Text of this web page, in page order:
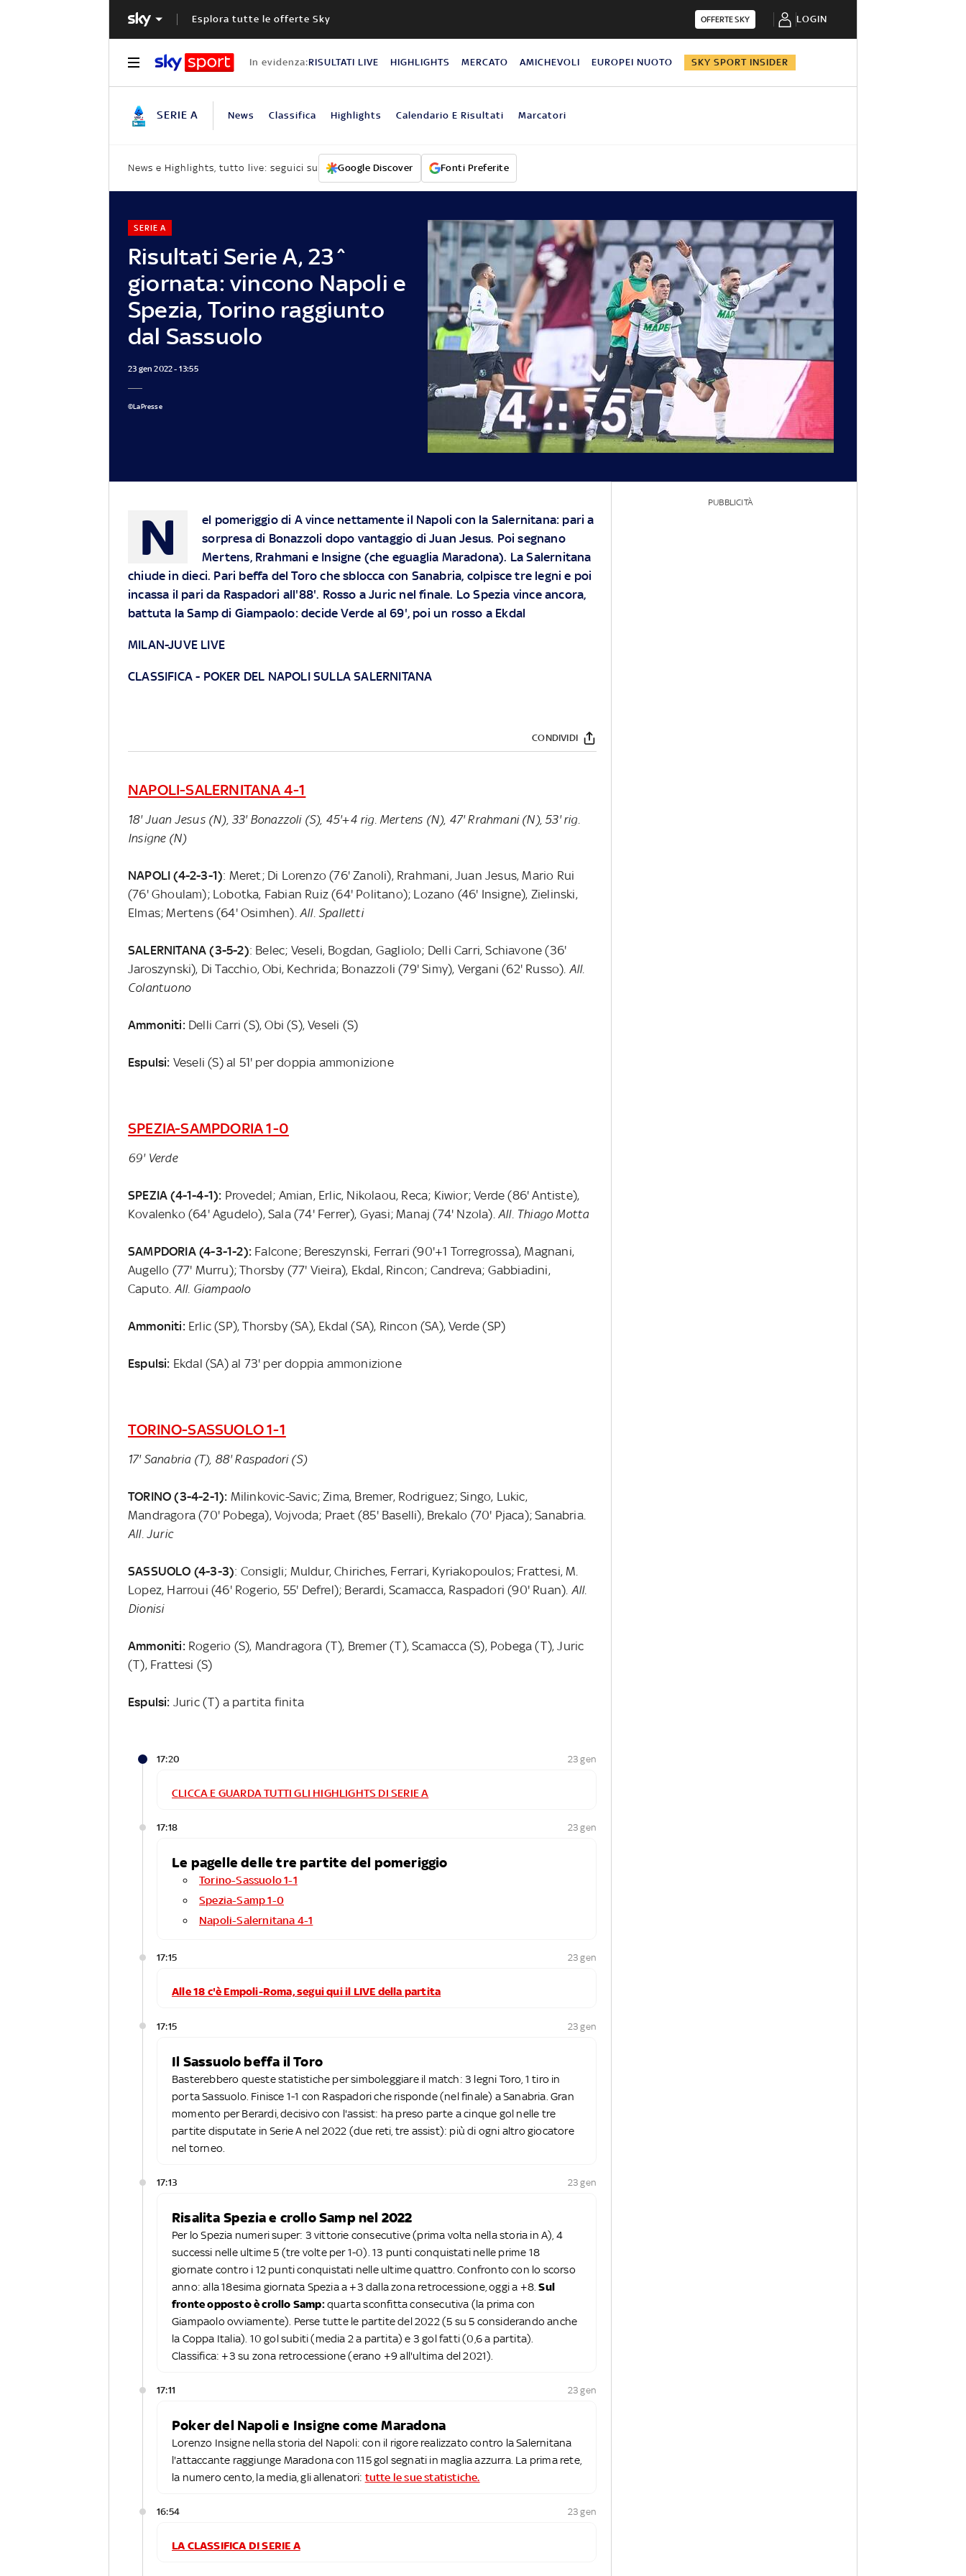
Esplora tutte le offerte Sky OFFERTE SKY LOGIN
In evidenza:RISULTATI LIVE HIGHLIGHTS MERCATO AMICHEVOLI EUROPEI NUOTO SKY SPORT INSIDER
SERIE A News Classifica Highlights Calendario E Risultati Marcatori
News e Highlights, tutto live: seguici su Google Discover Fonti Preferite
Risultati Serie A, 23^
giornata: vincono Napoli e
Spezia, Torino raggiunto
dal Sassuolo
SERIE A
23 gen 2022 - 13:55
©LaPresse
N
el pomeriggio di A vince nettamente il Napoli con la Salernitana: pari a
sorpresa di Bonazzoli dopo vantaggio di Juan Jesus. Poi segnano
Mertens, Rrahmani e Insigne (che eguaglia Maradona). La Salernitana
chiude in dieci. Pari beffa del Toro che sblocca con Sanabria, colpisce tre legni e poi
incassa il pari da Raspadori all'88'. Rosso a Juric nel finale. Lo Spezia vince ancora,
battuta la Samp di Giampaolo: decide Verde al 69', poi un rosso a Ekdal
MILAN-JUVE LIVE
CLASSIFICA - POKER DEL NAPOLI SULLA SALERNITANA
CONDIVIDI
NAPOLI-SALERNITANA 4-1
18' Juan Jesus (N), 33' Bonazzoli (S), 45'+4 rig. Mertens (N), 47' Rrahmani (N), 53' rig.
Insigne (N)
NAPOLI (4-2-3-1): Meret; Di Lorenzo (76' Zanoli), Rrahmani, Juan Jesus, Mario Rui
(76' Ghoulam); Lobotka, Fabian Ruiz (64' Politano); Lozano (46' Insigne), Zielinski,
Elmas; Mertens (64' Osimhen). All. Spalletti
SALERNITANA (3-5-2): Belec; Veseli, Bogdan, Gagliolo; Delli Carri, Schiavone (36'
Jaroszynski), Di Tacchio, Obi, Kechrida; Bonazzoli (79' Simy), Vergani (62' Russo). All.
Colantuono
Ammoniti: Delli Carri (S), Obi (S), Veseli (S)
Espulsi: Veseli (S) al 51' per doppia ammonizione
SPEZIA-SAMPDORIA 1-0
69' Verde
SPEZIA (4-1-4-1): Provedel; Amian, Erlic, Nikolaou, Reca; Kiwior; Verde (86' Antiste),
Kovalenko (64' Agudelo), Sala (74' Ferrer), Gyasi; Manaj (74' Nzola).All. Thiago Motta
SAMPDORIA (4-3-1-2): Falcone; Bereszynski, Ferrari (90'+1 Torregrossa), Magnani,
Augello (77' Murru); Thorsby (77' Vieira), Ekdal, Rincon; Candreva; Gabbiadini,
Caputo. All. Giampaolo
Ammoniti: Erlic (SP), Thorsby (SA), Ekdal (SA), Rincon (SA), Verde (SP)
Espulsi: Ekdal (SA) al 73' per doppia ammonizione
TORINO-SASSUOLO 1-1
17' Sanabria (T), 88' Raspadori (S)
TORINO (3-4-2-1): Milinkovic-Savic; Zima, Bremer, Rodriguez; Singo, Lukic,
Mandragora (70' Pobega), Vojvoda; Praet (85' Baselli), Brekalo (70' Pjaca); Sanabria.
All. Juric
SASSUOLO (4-3-3): Consigli; Muldur, Chiriches, Ferrari, Kyriakopoulos; Frattesi, M.
Lopez, Harroui (46' Rogerio, 55' Defrel); Berardi, Scamacca, Raspadori (90' Ruan). All.
Dionisi
Ammoniti: Rogerio (S), Mandragora (T), Bremer (T), Scamacca (S), Pobega (T), Juric
(T), Frattesi (S)
Espulsi: Juric (T) a partita finita
17:20 23 gen
CLICCA E GUARDA TUTTI GLI HIGHLIGHTS DI SERIE A
17:18 23 gen
Le pagelle delle tre partite del pomeriggio
Torino-Sassuolo 1-1
Spezia-Samp 1-0
Napoli-Salernitana 4-1
17:15 23 gen
Alle 18 c'è Empoli-Roma, segui qui il LIVE della partita
17:15 23 gen
Il Sassuolo beffa il Toro
Basterebbero queste statistiche per simboleggiare il match: 3 legni Toro, 1 tiro in
porta Sassuolo. Finisce 1-1 con Raspadori che risponde (nel finale) a Sanabria. Gran
momento per Berardi, decisivo con l'assist: ha preso parte a cinque gol nelle tre
partite disputate in Serie A nel 2022 (due reti, tre assist): più di ogni altro giocatore
nel torneo.
17:13 23 gen
Risalita Spezia e crollo Samp nel 2022
Per lo Spezia numeri super: 3 vittorie consecutive (prima volta nella storia in A), 4
successi nelle ultime 5 (tre volte per 1-0). 13 punti conquistati nelle prime 18
giornate contro i 12 punti conquistati nelle ultime quattro. Confronto con lo scorso
anno: alla 18esima giornata Spezia a +3 dalla zona retrocessione, oggi a +8.Sul
fronte opposto è crollo Samp: quarta sconfitta consecutiva (la prima con
Giampaolo ovviamente). Perse tutte le partite del 2022 (5 su 5 considerando anche
la Coppa Italia). 10 gol subiti (media 2 a partita) e 3 gol fatti (0,6 a partita).
Classifica: +3 su zona retrocessione (erano +9 all'ultima del 2021).
17:11 23 gen
Poker del Napoli e Insigne come Maradona
Lorenzo Insigne nella storia del Napoli: con il rigore realizzato contro la Salernitana
l'attaccante raggiunge Maradona con 115 gol segnati in maglia azzurra. La prima rete,
la numero cento, la media, gli allenatori: tutte le sue statistiche.
16:54 23 gen
LA CLASSIFICA DI SERIE A
PUBBLICITÀ